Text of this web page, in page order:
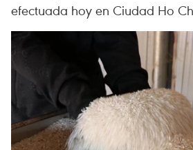
efectuada hoy en Ciudad Ho